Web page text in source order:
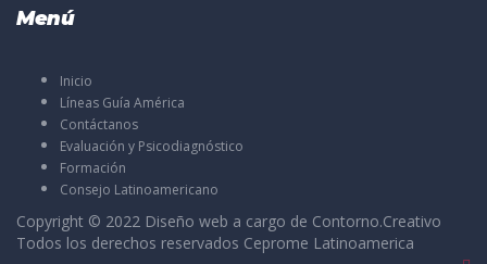
Menú
Inicio
Líneas Guía América
Contáctanos
Evaluación y Psicodiagnóstico
Formación
Consejo Latinoamericano
Copyright © 2022 Diseño web a cargo de Contorno.Creativo
Todos los derechos reservados Ceprome Latinoamerica